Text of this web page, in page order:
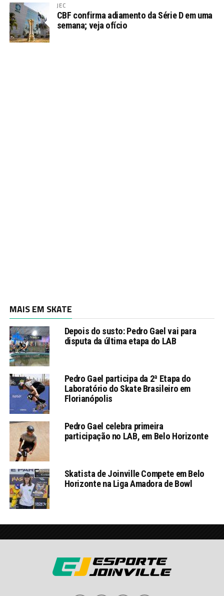
JEC
CBF confirma adiamento da Série D em uma
semana; veja ofício
MAIS EM SKATE
Depois do susto: Pedro Gael vai para
disputa da última etapa do LAB
Pedro Gael participa da 2ª Etapa do
Laboratório do Skate Brasileiro em
Florianópolis
Pedro Gael celebra primeira
participação no LAB, em Belo Horizonte
Skatista de Joinville Compete em Belo
Horizonte na Liga Amadora de Bowl